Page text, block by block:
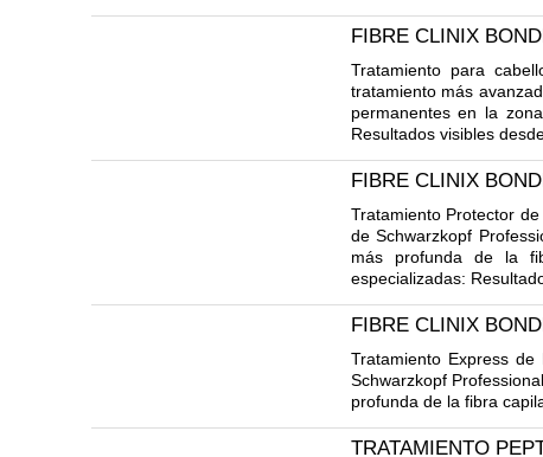
FIBRE CLINIX
Tratamiento para
tratamiento más
permanentes en la
Resultados visibles
FIBRE CLINIX
Tratamiento Protector
de Schwarzkopf
más profunda de la
especializadas:
FIBRE CLINIX
Tratamiento Express
Schwarzkopf
profunda de la fibra
TRATAMIENTO